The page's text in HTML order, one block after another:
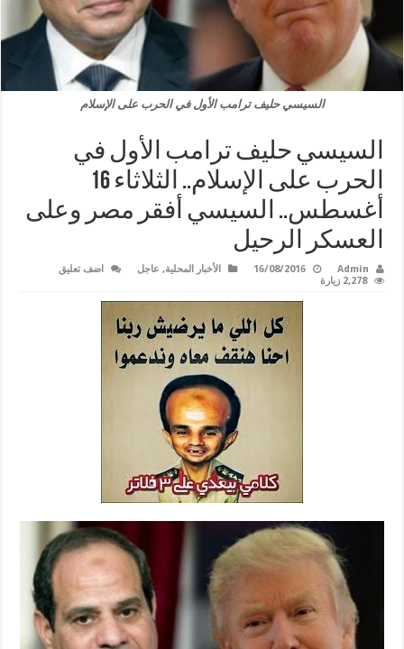
السيسي حليف ترامب الأول في الحرب على الإسلام
السيسي حليف ترامب الأول في
الحرب على الإسلام.. الثلاثاء 16
أغسطس.. السيسي أفقر مصر وعلى
العسكر الرحيل
Admin
16/08/2016 الأخبار المحلية, عاجل
اضف تعليق
2,278 زيارة